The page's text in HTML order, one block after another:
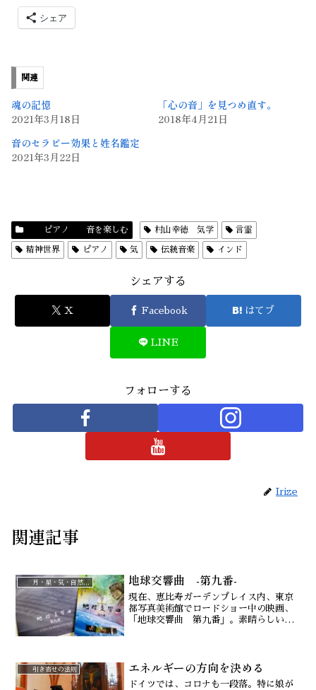
シェア
関連
魂の記憶
2021年3月18日
「心の音」を見つめ直す。
2018年4月21日
音のセラピー効果と姓名鑑定
2021年3月22日
ピアノ 音を楽しむ 村山幸徳 気学 言霊
精神世界 ピアノ 気 伝統音楽 インド
シェアする
X Facebook はてブ
LINE
フォローする
Irize
関連記事
月・星・気・自然治癒力 地球交響曲 -第九番-
現在、恵比寿ガーデンプレイス内、東京
都写真美術館でロードショー中の映画、
「地球交響曲 第九番」。素晴らしい！
番」感動し、第一番から第...
引き寄せの法則 エネルギーの方向を決める
ドイツでは、コロナも一段落。特に娘が